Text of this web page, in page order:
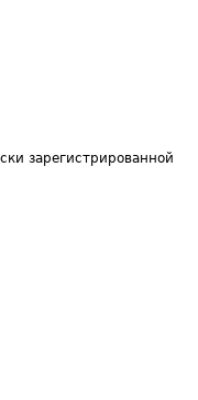
зарегистрированной